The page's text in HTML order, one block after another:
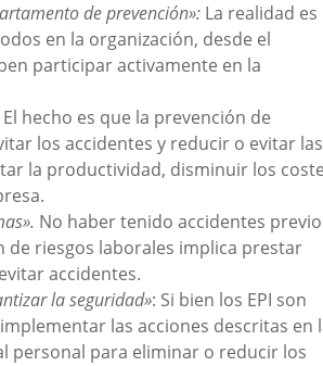
de prevención»: La realidad es
en la organización, desde el
participar activamente en la
El hecho es que la prevención de
los accidentes y reducir o evitar las
la productividad, disminuir los
No haber tenido accidentes
riesgos laborales implica prestar
accidentes.
la seguridad»: Si bien los EPI son
las acciones descritas en
personal para eliminar o reducir los